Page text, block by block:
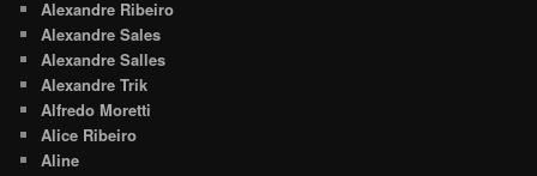
Alexandre Ribeiro
Alexandre Sales
Alexandre Salles
Alexandre Trik
Alfredo Moretti
Alice Ribeiro
Aline